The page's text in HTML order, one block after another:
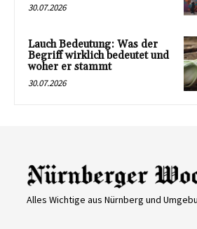
30.07.2026
Lauch Bedeutung: Was der
Begriff wirklich bedeutet und
woher er stammt
30.07.2026
Alles Wichtige aus Nürnberg und